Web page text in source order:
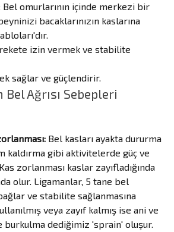
omurlarının içinde merkezi bir
bacaklarınızın kaslarına
izin vermek ve stabilite
sağlar ve güçlendirir.
Bel Ağrısı Sebepleri
Bel kasları ayakta dururma
kaldırma gibi aktivitelerde güç ve
zorlanması kaslar zayıfladığında
olur. Ligamanlar, 5 tane bel
ve stabilite sağlanmasına
veya zayıf kalmış ise ani ve
burkulma dediğimiz 'sprain' oluşur.